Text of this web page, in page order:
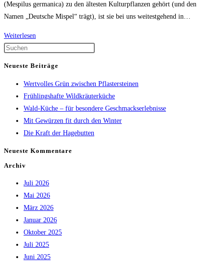
(Mespilus germanica) zu den ältesten Kulturpflanzen gehört (und den
Namen „Deutsche Mispel“ trägt), ist sie bei uns weitestgehend in…
Weiterlesen
close
the
search
panel.
Neueste Beiträge
Wertvolles Grün zwischen Pflastersteinen
Frühlingshafte Wildkräuterküche
Wald-Küche – für besondere Geschmackserlebnisse
Mit Gewürzen fit durch den Winter
Die Kraft der Hagebutten
Neueste Kommentare
Archiv
Juli 2026
Mai 2026
März 2026
Januar 2026
Oktober 2025
Juli 2025
Juni 2025